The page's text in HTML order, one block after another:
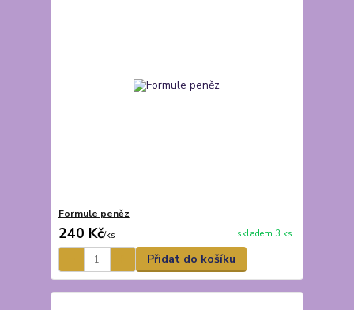
Formule peněz
240 Kč/ks skladem 3 ks
Přidat do košíku